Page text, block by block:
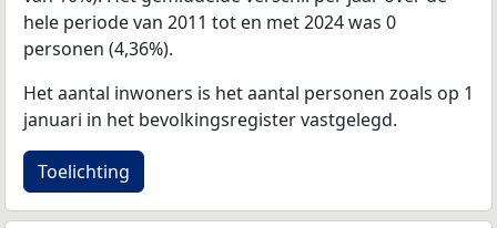
hele periode van 2011 tot en met 2024 was 0
personen (4,36%).
Het aantal inwoners is het aantal personen zoals op 1
januari in het bevolkingsregister vastgelegd.
Toelichting